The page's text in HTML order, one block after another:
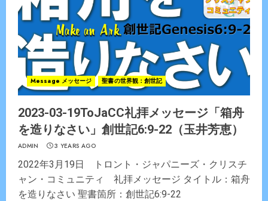
Message メッセージ 聖書の世界観：創世記
2023-03-19ToJaCC礼拝メッセージ「箱舟
を造りなさい」創世記6:9-22（玉井芳恵）
ADMIN 3 YEARS AGO
2022年3月19日 トロント・ジャパニーズ・クリスチ
ャン・コミュニティ 礼拝メッセージ タイトル：箱舟
を造りなさい 聖書箇所：創世記6:9-22